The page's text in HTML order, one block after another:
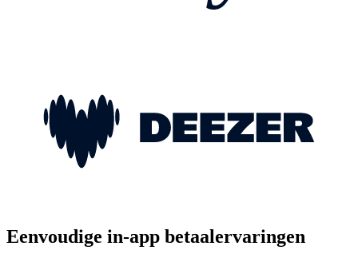
Eenvoudige in-app betaalervaringen